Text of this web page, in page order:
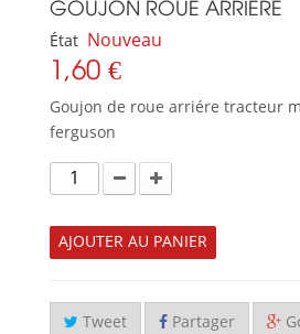
GOUJON ROUE ARRIÉRE
État Nouveau
1,60 €
Goujon de roue arriére tracteur
ferguson
AJOUTER AU PANIER
Tweet Partager